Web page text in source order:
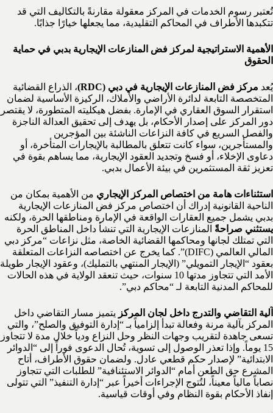
تُعتبر رسوم الخدمات في المركز معقولة مقارنةً بالتكاليف التي قد
تتكبدها الأطراف في المحاكم التقليدية، مما يجعلها خيارًا جذابًا.
الأهمية الاستراتيجية لمركز فض المنازعات الإيجارية بدبي في حماية
الحقوق
يُعد مركز فض المنازعات الإيجارية في دبي (RDC)
، الذراع القضائية
المتخصصة التابعة لدائرة الأراضي والأملاك، الركيزة الأساسية لضمان
استقرار السوق العقاري في الإمارة. بفضل هيكليته المتطورة، لا يقتصر
دور المركز على إصدار الأحكام، بل يهدف إلى تحقيق العدالة الناجزة
والفصل السريع في كافة النزاعات الناشئة بين المؤجرين
والمستأجرين، سواء كانت تتعلق بالمطالبة بالإيجارات المتأخرة، أو
دعاوى الإخلاء، أو فسخ وتجديد العقود الإيجارية، مما يساهم بقوة في
تعزيز ثقة المستثمرين في بيئة الأعمال بدبي.
استثناءات هامة من اختصاص المركز الإيجاري من الأهمية بمكان من
الناحية القانونية إدراك أن اختصاص مركز فض المنازعات الإيجارية
بدبي يشمل جميع العقارات الواقعة في الإمارة ومناطقها الحرة، ولكنه
يستثني صراحةً المنازعات الإيجارية التي تنشأ داخل المناطق الحرة
التي تمتلك لجانها ومحاكمها القضائية الخاصة، مثل نزاعات “مركز دبي
المالي العالمي (DIFC)”. كما يخرج عن اختصاصه النزاعات المتعلقة
بعقود “الإيجار التمويلي” (الإيجار المنتهي بالتمليك)، وعقود الإيجار طويلة
الأمد التي تتجاوز مدتها 10 سنوات، حيث تنعقد الولاية في هذه الحالات
للمحاكم المدنية التابعة لـ “محاكم دبي”.
آلية التقاضي والتدرج داخل لجان المركز يتميز مسار التقاضي داخل
المركز بآلية مرنة وفعالة تبدأ إلزامياً بـ “إدارة التوفيق والصلح”، والتي
تسعى جاهدة لتقريب وجهات النظر وحل النزاع ودياً خلال مدة لا تتجاوز
15 يوماً. وإذا تعذر الوصول إلى تسوية، تُحال الدعوى فوراً إلى “الدوائر
الابتدائية” لإصدار حكم قطعي عادل. ولضمان حقوق الأطراف، أتاح
المشرع حق الطعن أمام “الدوائر الاستئنافية” للطلبات التي تتجاوز
نصاباً مالياً معيناً، لتُتوج الإجراءات أخيراً عبر “إدارة التنفيذ” التي تتولى
إنفاذ الأحكام بقوة النظام وفي أوقات قياسية.